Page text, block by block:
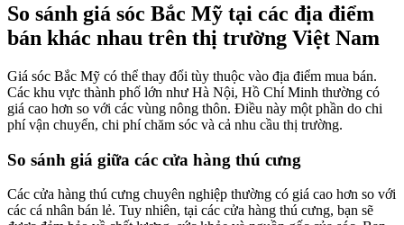
So sánh giá sóc Bắc Mỹ tại các địa điểm
bán khác nhau trên thị trường Việt Nam
Giá sóc Bắc Mỹ có thể thay đổi tùy thuộc vào địa điểm mua bán.
Các khu vực thành phố lớn như Hà Nội, Hồ Chí Minh thường có
giá cao hơn so với các vùng nông thôn. Điều này một phần do chi
phí vận chuyển, chi phí chăm sóc và cả nhu cầu thị trường.
So sánh giá giữa các cửa hàng thú cưng
Các cửa hàng thú cưng chuyên nghiệp thường có giá cao hơn so với
các cá nhân bán lẻ. Tuy nhiên, tại các cửa hàng thú cưng, bạn sẽ